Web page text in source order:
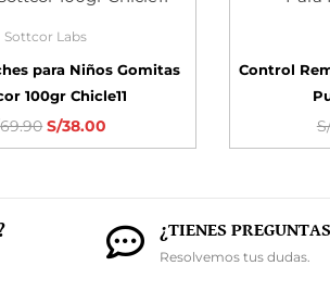
Sottcor Labs
para Niños Gomitas
100gr Chicle11
69.90 S/38.00
Control
¿TIENES
Resolvemos tus dudas.